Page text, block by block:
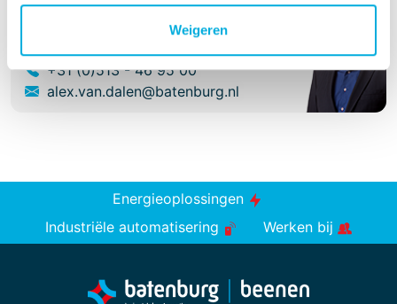
Weigeren
Alex van Dalen
+31 (0)513 - 46 95 00
alex.van.dalen@batenburg.nl
Energieoplossingen
Industriële automatisering
Werken bij